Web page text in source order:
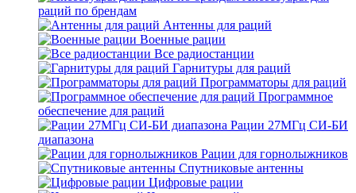
раций по брендам
Антенны для раций
Военные рации
Все радиостанции
Гарнитуры для раций
Программаторы для раций
Программное
обеспечение для раций
Рации 27МГц СИ-БИ
диапазона
Рации для горнолыжников
Спутниковые антенны
Цифровые рации